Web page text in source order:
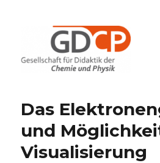
Das
und
Visualisierung